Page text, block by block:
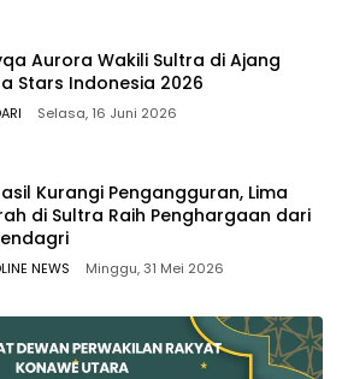
Aurora Wakili Sultra di Ajang
Stars Indonesia 2026
Selasa, 16 Juni 2026
Kurangi Pengangguran, Lima
di Sultra Raih Penghargaan dari
NEWS Minggu, 31 Mei 2026